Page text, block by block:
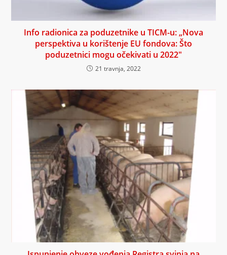
Info radionica za poduzetnike u TICM-u: „Nova
perspektiva u korištenje EU fondova: Što
poduzetnici mogu očekivati u 2022″
21 travnja, 2022